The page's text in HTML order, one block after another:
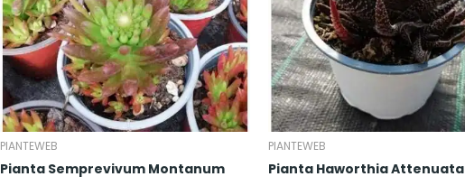
PIANTEWEB
Pianta Semprevivum Montanum
PIANTEWEB
Pianta Haworthia Attenuata